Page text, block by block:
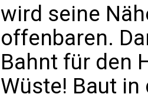
wird seine
offenbaren.
Bahnt für den
Wüste! Baut in